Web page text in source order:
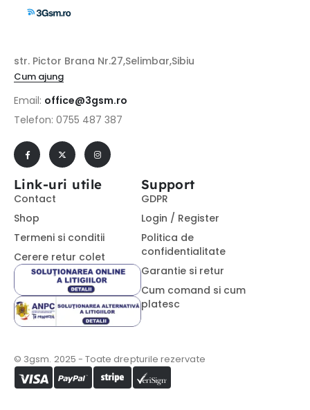
str. Pictor Brana Nr.27,Selimbar,Sibiu
Cum ajung
Email: office@3gsm.ro
Telefon: 0755 487 387
Link-uri utile
Contact
Shop
Termeni si conditii
Cerere retur colet
Support
GDPR
Login / Register
Politica de
confidentialitate
Garantie si retur
Cum comand si cum
platesc
© 3gsm. 2025 - Toate drepturile rezervate